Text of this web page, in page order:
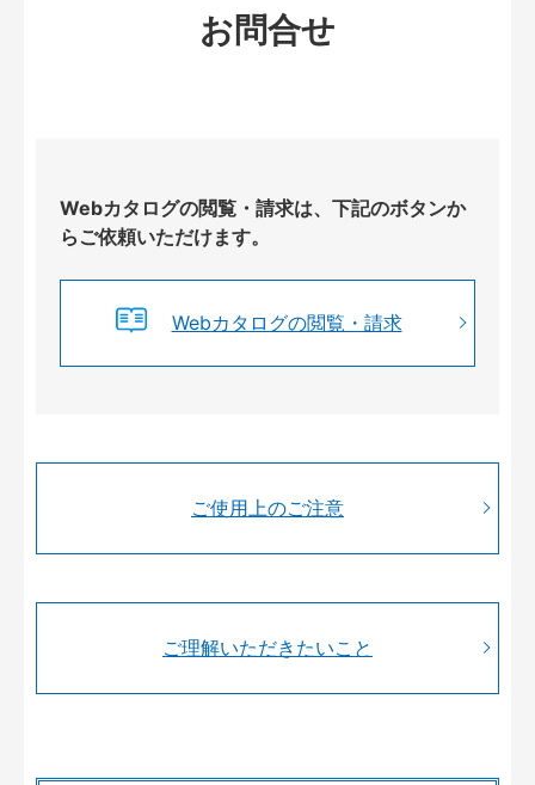
お問合せ
Webカタログの閲覧・請求は、下記のボタンか
らご依頼いただけます。
Webカタログの閲覧・請求
ご使用上のご注意
ご理解いただきたいこと